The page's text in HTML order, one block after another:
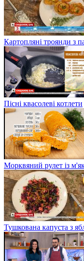
Картопляні троянди з
Пісні квасолеві котлети
Морквяний рулет із
Тушкована капуста з